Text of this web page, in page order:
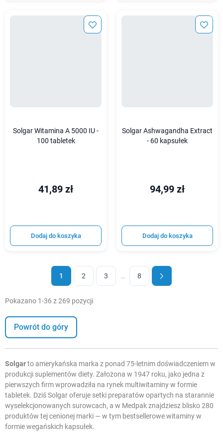
Solgar Witamina A 5000 IU -
100 tabletek
41,89 zł
Dodaj do koszyka
Solgar Ashwagandha Extract
- 60 kapsułek
94,99 zł
Dodaj do koszyka
1 2 3 … 8
Pokazano 1-36 z 269 pozycji
Powrót do góry
Solgarto amerykańska marka z ponad 75-letnim doświadczeniem w
produkcji suplementów diety. Założona w 1947 roku, jako jedna z
pierwszych firm wprowadziła na rynek multiwitaminy w formie
tabletek. Dziś Solgar oferuje setki preparatów opartych na starannie
wyselekcjonowanych surowcach, a w Medpak znajdziesz blisko 280
produktów tej cenionej marki — w tym bestsellerowe witaminy w
formie wegańskich kapsułek.